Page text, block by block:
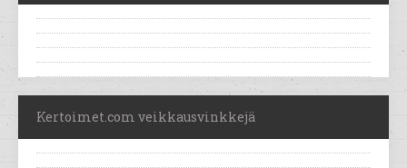
Kertoimet.com veikkausvinkkejä